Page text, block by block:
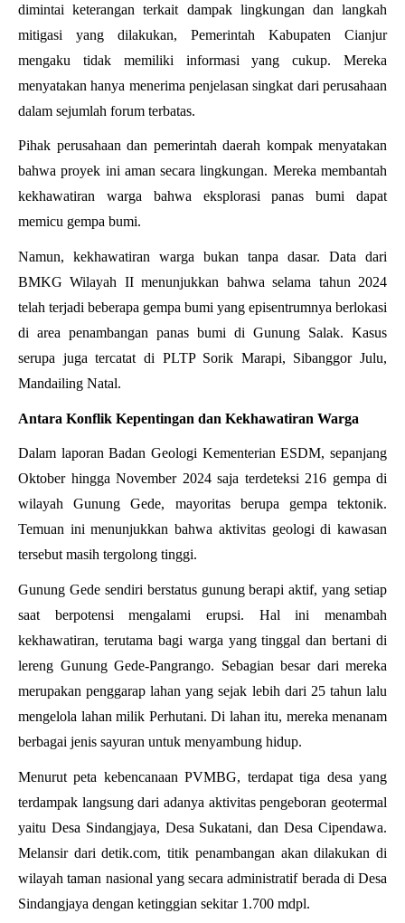
dimintai keterangan terkait dampak lingkungan dan langkah
mitigasi yang dilakukan, Pemerintah Kabupaten Cianjur
mengaku tidak memiliki informasi yang cukup. Mereka
menyatakan hanya menerima penjelasan singkat dari perusahaan
dalam sejumlah forum terbatas.
Pihak perusahaan dan pemerintah daerah kompak menyatakan
bahwa proyek ini aman secara lingkungan. Mereka membantah
kekhawatiran warga bahwa eksplorasi panas bumi dapat
memicu gempa bumi.
Namun, kekhawatiran warga bukan tanpa dasar. Data dari
BMKG Wilayah II menunjukkan bahwa selama tahun 2024
telah terjadi beberapa gempa bumi yang episentrumnya berlokasi
di area penambangan panas bumi di Gunung Salak. Kasus
serupa juga tercatat di PLTP Sorik Marapi, Sibanggor Julu,
Mandailing Natal.
Antara Konflik Kepentingan dan Kekhawatiran Warga
Dalam laporan Badan Geologi Kementerian ESDM, sepanjang
Oktober hingga November 2024 saja terdeteksi 216 gempa di
wilayah Gunung Gede, mayoritas berupa gempa tektonik.
Temuan ini menunjukkan bahwa aktivitas geologi di kawasan
tersebut masih tergolong tinggi.
Gunung Gede sendiri berstatus gunung berapi aktif, yang setiap
saat berpotensi mengalami erupsi. Hal ini menambah
kekhawatiran, terutama bagi warga yang tinggal dan bertani di
lereng Gunung Gede-Pangrango. Sebagian besar dari mereka
merupakan penggarap lahan yang sejak lebih dari 25 tahun lalu
mengelola lahan milik Perhutani. Di lahan itu, mereka menanam
berbagai jenis sayuran untuk menyambung hidup.
Menurut peta kebencanaan PVMBG, terdapat tiga desa yang
terdampak langsung dari adanya aktivitas pengeboran geotermal
yaitu Desa Sindangjaya, Desa Sukatani, dan Desa Cipendawa.
Melansir dari detik.com, titik penambangan akan dilakukan di
wilayah taman nasional yang secara administratif berada di Desa
Sindangjaya dengan ketinggian sekitar 1.700 mdpl.